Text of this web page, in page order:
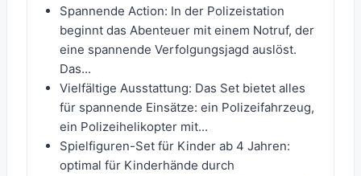
Spannende Action: In der Polizeistation
beginnt das Abenteuer mit einem Notruf, der
eine spannende Verfolgungsjagd auslöst.
Das...
Vielfältige Ausstattung: Das Set bietet alles
für spannende Einsätze: ein Polizeifahrzeug,
ein Polizeihelikopter mit...
Spielfiguren-Set für Kinder ab 4 Jahren:
optimal für Kinderhände durch